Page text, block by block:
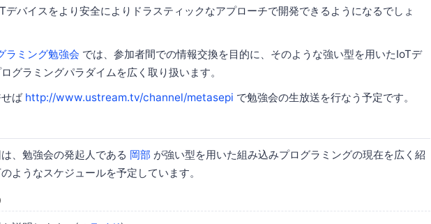
デバイスをより安全によりドラスティックなアプローチで開発できるようになるでしょ
ラミング勉強会 では、参加者間での情報交換を目的に、そのような強い型を用いたIoTデ
グラミングパラダイムを広く取り扱います。
ば http://www.ustream.tv/channel/metasepi で勉強会の生放送を行なう予定です。
、勉強会の発起人である 岡部 が強い型を用いた組み込みプログラミングの現在を広く紹
ようなスケジュールを予定しています。